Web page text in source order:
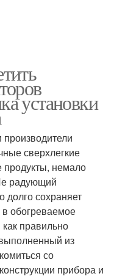
установки
сверхлегкие
немало
радующий
долго сохраняет
обогреваемое
правильно
из
со
прибора и